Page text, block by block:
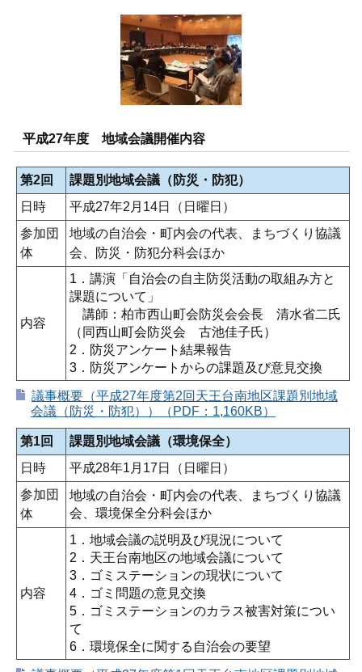
平成27年度 地域会議開催内容
第2回
課題別地域会議（防災・防犯）
日時
平成27年2月14日（日曜日）
参加団
体
地域の自治会・町内会の代表、まちづくり協議
会、防災・防犯分科会ほか
内容
1．講演「自治会の自主防災活動の取組み方と
課題について」
講師：柏市西山町会防災会会長 清水省二氏
（同西山町会防災会 古池佳子氏）
2．防災アンケート結果報告
3．防災アンケートからの課題及び意見交換
議事概要（平成27年度第2回天王台南地区課題別地域
会議（防災・防犯））（PDF：1,160KB）
第1回
課題別地域会議（環境保全）
日時
平成28年1月17日（日曜日）
参加団
体
地域の自治会・町内会の代表、まちづくり協議
会、環境保全分科会ほか
内容
1．地域会議の説明及び現況について
2．天王台南地区の地域会議について
3．ゴミステーションの現状について
4．ゴミ問題の意見交換
5．ゴミステーションのカラス被害対策につい
て
6．環境保全に関する自治会の要望